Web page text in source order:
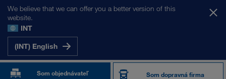
We believe that we can offer you a better version of this
website.
INT
(INT) English
Som objednávateľ Som dopravná firma